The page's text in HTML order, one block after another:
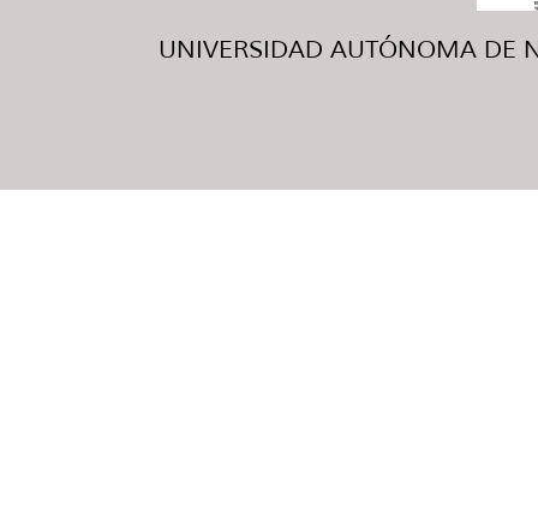
UNIVERSIDAD AUTÓNOMA DE